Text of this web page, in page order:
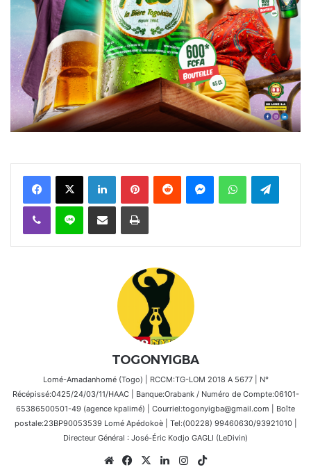
FacebookX Linkedin PinterestReddit MessengerWhatsAppTelegram
Viber Ligne Partager par email Imprimer
TOGONYIGBA
Lomé-Amadanhomé (Togo) | RCCM:TG-LOM 2018 A 5677 | N°
Récépissé:0425/24/03/11/HAAC | Banque:Orabank / Numéro de Compte:06101-
65386500501-49 (agence kpalimé) | Courriel:togonyigba@gmail.com | Boîte
postale:23BP90053539 Lomé Apédokoè | Tel:(00228) 99460630/93921010 |
Directeur Général : José-Éric Kodjo GAGLI (LeDivin)
WebsiteFacebook
X LinkedinInstagram